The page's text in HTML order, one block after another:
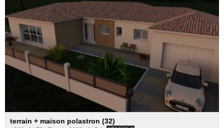
terrain + maison polastron (32)